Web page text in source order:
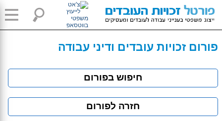
פורום זכויות עובדים ודיני עבודה
חיפוש בפורום
חזרה לפורום